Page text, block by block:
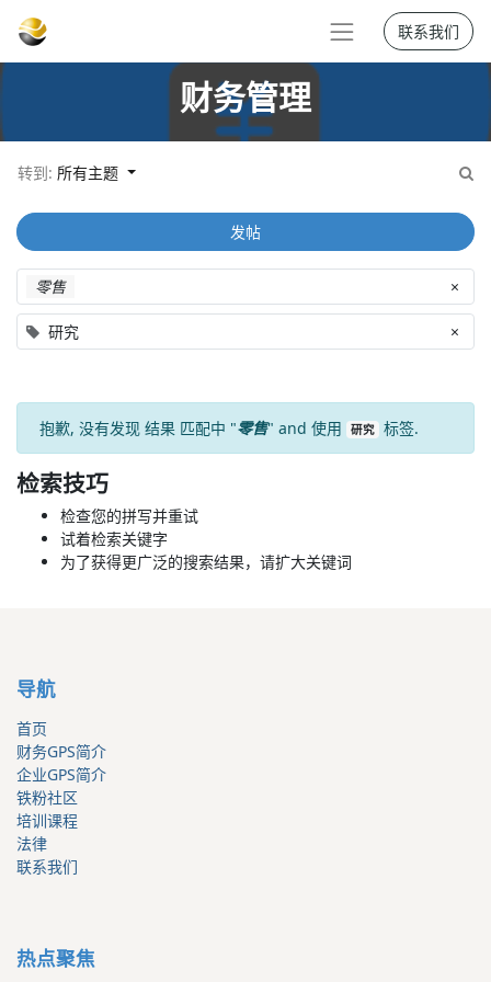
联系我们
财务管理
转到: 所有主题
零售 ×
研究 ×
发帖
抱歉, 没有发现 结果 匹配中 "零售" and 使用 研究 标签.
检索技巧
检查您的拼写并重试
试着检索关键字
为了获得更广泛的搜索结果，请扩大关键词
导航
首页
财务GPS简介
企业GPS简介
铁粉社区
培训课程
法律
联系我们
热点聚焦